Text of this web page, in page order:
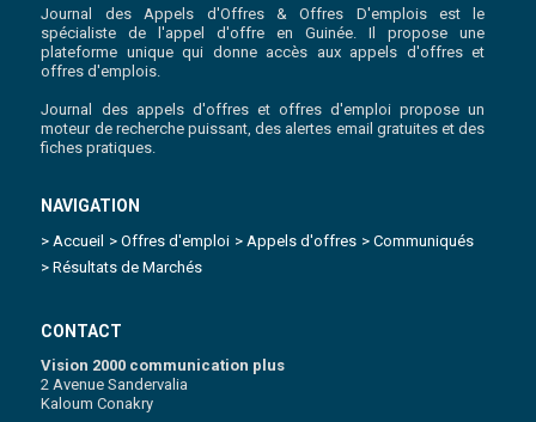
Journal des Appels d'Offres & Offres D'emplois est le
spécialiste de l'appel d'offre en Guinée. Il propose une
plateforme unique qui donne accès aux appels d'offres et
offres d'emplois.
Journal des appels d'offres et offres d'emploi propose un
moteur de recherche puissant, des alertes email gratuites et des
fiches pratiques.
NAVIGATION
> Accueil > Offres d'emploi > Appels d'offres > Communiqués
> Résultats de Marchés
CONTACT
Vision 2000 communication plus
2 Avenue Sandervalia
Kaloum Conakry